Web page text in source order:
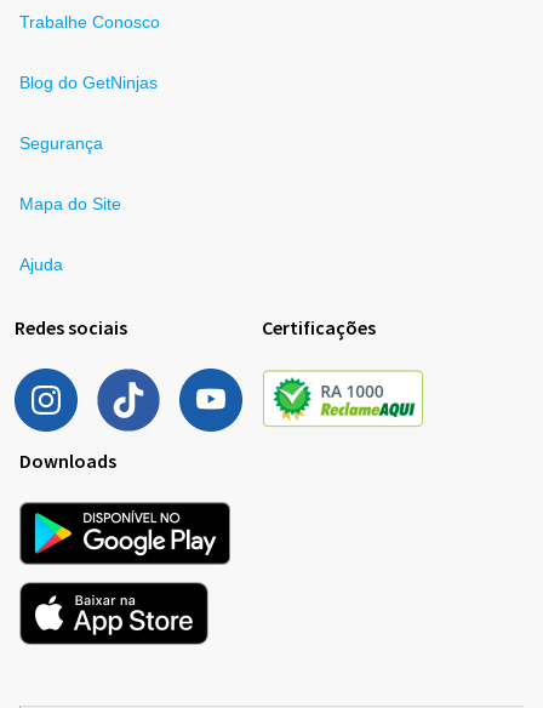
Trabalhe Conosco
Blog do GetNinjas
Segurança
Mapa do Site
Ajuda
Redes sociais Certificações
Downloads